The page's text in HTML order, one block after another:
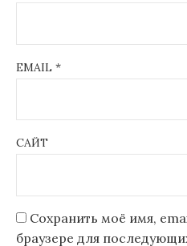
EMAIL *
САЙТ
Сохранить моё имя,
браузере для